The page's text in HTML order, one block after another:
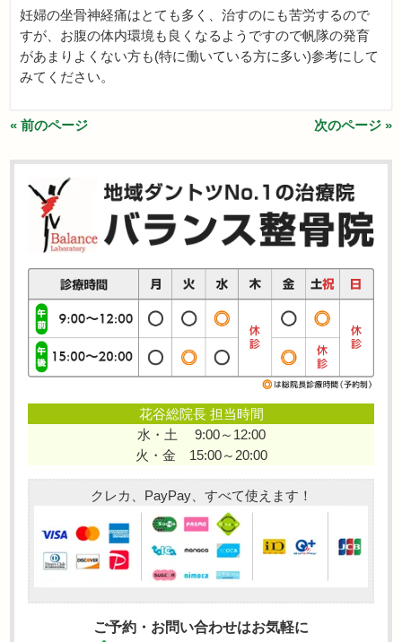
妊婦の坐骨神経痛はとても多く、治すのにも苦労するので
すが、お腹の体内環境も良くなるようですので帆隊の発育
があまりよくない方も(特に働いている方に多い)参考にして
みてください。
« 前のページ 次のページ »
花谷総院長 担当時間
水・土 9:00～12:00
火・金 15:00～20:00
クレカ、PayPay、すべて使えます！
ご予約・お問い合わせはお気軽に